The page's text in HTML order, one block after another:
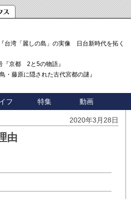
台湾「麗しの島」の実像 日台新時代を拓く「3
『京都 2と5の物語』
・藤原に隠された古代宮都の謎』
フ 特集 動画
2020年3月28日
由